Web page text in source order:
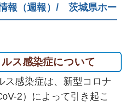
報（週報）/ 茨城県ホー
ス感染症について
感染症は、新型コロナ
2）によって引き起こ